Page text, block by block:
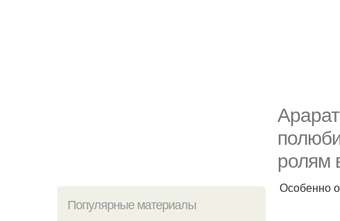
ролям
Популярные материалы
Особенно